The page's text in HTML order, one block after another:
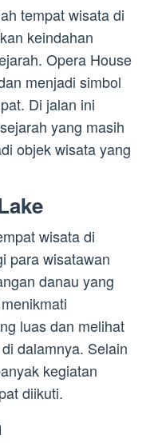
tempat wisata di
keindahan
Opera House
menjadi simbol
Di jalan ini
yang masih
objek wisata yang
wisata di
para wisatawan
danau yang
luas dan melihat
dalamnya. Selain
kegiatan
diikuti.